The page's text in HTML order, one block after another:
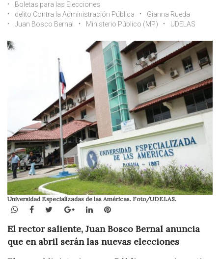
Boletas para las Elecciones
delito Contra la Administración Pública
Gianna Rueda
Juan Bosco Bernal
Ministerio Público (MP) UDELAS
Universidad Especializadas de las Américas. Foto/UDELAS.
WhatsApp
Facebook
TwitterGoogle+LinkedInPinterest
El rector saliente, Juan Bosco Bernal anuncia
que en abril serán las nuevas elecciones